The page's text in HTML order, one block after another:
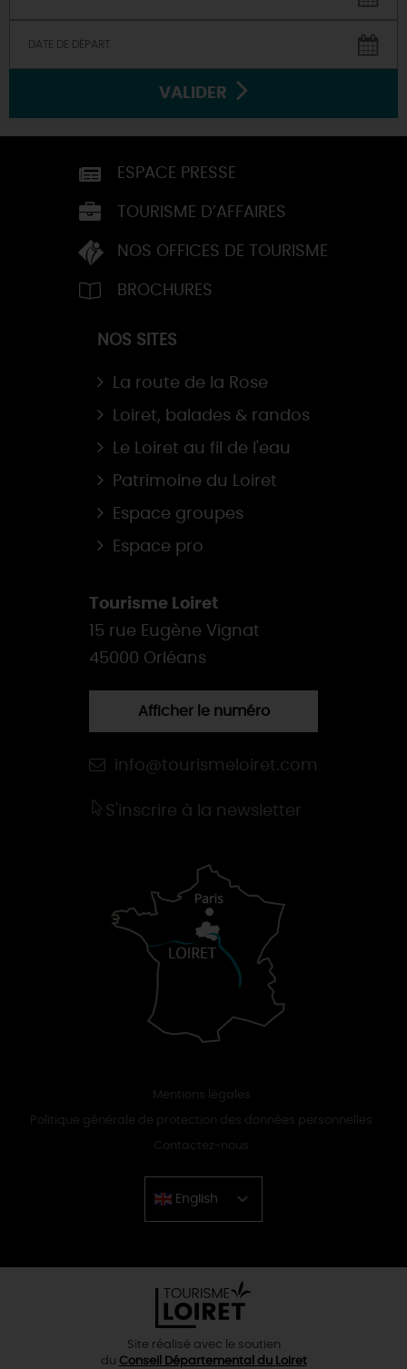
VALIDER
ESPACE PRESSE
TOURISME D’AFFAIRES
NOS OFFICES DE TOURISME
BROCHURES
NOS SITES
La route de la Rose
Loiret, balades & randos
Le Loiret au fil de l'eau
Patrimoine du Loiret
Espace groupes
Espace pro
Tourisme Loiret
15 rue Eugène Vignat
45000 Orléans
Afficher le numéro
info@tourismeloiret.com
S'inscrire à la newsletter
Mentions légales
Politique générale de protection des données personnelles
Contactez-nous
English
Chinese
Site réalisé avec le soutien
du Conseil Départemental du Loiret